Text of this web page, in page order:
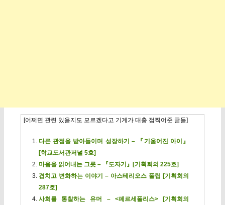
[어쩌면 관련 있을지도 모르겠다고 기계가 대충 점찍어준 글들]
다른 관점을 받아들이며 성장하기 – 『기울어진 아이』
[학교도서관저널 5호]
마음을 읽어내는 그릇 – 『도자기』[기획회의 225호]
겹치고 변화하는 이야기 – 아스테리오스 폴립 [기획회의
287호]
사회를 통찰하는 유머 – <페르세폴리스> [기획회의